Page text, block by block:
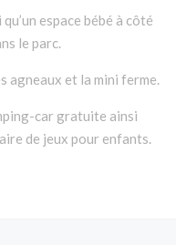
espace bébé à côté
le parc.
agneaux et la mini ferme.
car gratuite ainsi
de jeux pour enfants.